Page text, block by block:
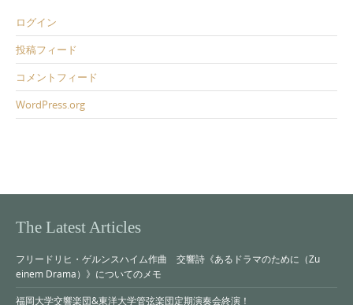
ログイン
投稿フィード
コメントフィード
WordPress.org
The Latest Articles
フリードリヒ・ゲルンスハイム作曲 交響詩《あるドラマのために（Zu
einem Drama）》についてのメモ
福岡大学交響楽団&東洋大学管弦楽団定期演奏会終演！